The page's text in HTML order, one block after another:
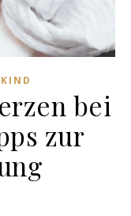
bei
zur